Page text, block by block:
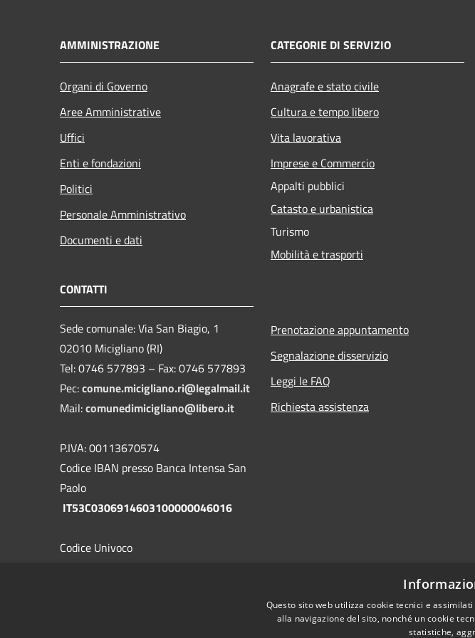
AMMINISTRAZIONE
Organi di Governo
Aree Amministrative
Uffici
Enti e fondazioni
Politici
Personale Amministrativo
Documenti e dati
CATEGORIE DI SERVIZIO
Anagrafe e stato civile
Cultura e tempo libero
Vita lavorativa
Imprese e Commercio
Appalti pubblici
Catasto e urbanistica
Turismo
Mobilità e trasporti
CONTATTI
Sede comunale: Via San Biagio, 1
02010 Micigliano (RI)
Tel: 0746 577893 – Fax: 0746 577893
Pec:comune.micigliano.ri@legalmail.it
Mail:comunedimicigliano@libero.it
P.IVA: 00113670574
Codice IBAN presso Banca Intensa San
Paolo
IT53C0306914603100000046016
Codice Univoco
Prenotazione appuntamento
Segnalazione disservizio
Leggi le FAQ
Richiesta assistenza
Questo sito web utilizza cookie tecnici e
alla navigazione del sito, nonché un cookie
statistiche,